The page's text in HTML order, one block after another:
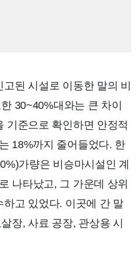
된 시설로 이동한 말의 비
30~40%대와는 큰 차이
기준으로 확인하면 안정적
18%까지 줄어들었다. 한
가량은 비승마시설인 계
나타났고, 그 가운데 상위
고 있었다. 이곳에 간 말
장, 사료 공장, 관상용 시